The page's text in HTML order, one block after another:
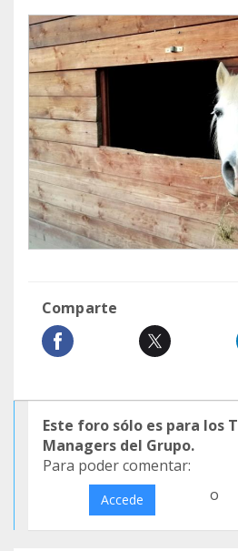
Comparte
Este foro sólo es para los
Managers del Grupo.
Para poder comentar:
Accede o